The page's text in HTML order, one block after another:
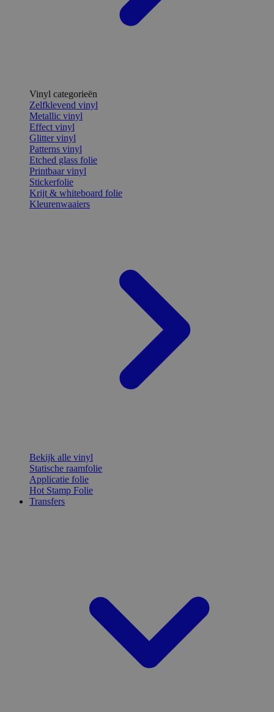
Vinyl categorieën
Zelfklevend vinyl
Metallic vinyl
Effect vinyl
Glitter vinyl
Patterns vinyl
Etched glass folie
Printbaar vinyl
Stickerfolie
Krijt & whiteboard folie
Kleurenwaaiers
Bekijk alle vinyl
Statische raamfolie
Applicatie folie
Hot Stamp Folie
Transfers